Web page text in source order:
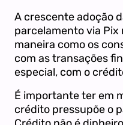
A crescente adoção
parcelamento via
maneira como os
com as transações
especial, com o
É importante ter em
crédito pressupõe o